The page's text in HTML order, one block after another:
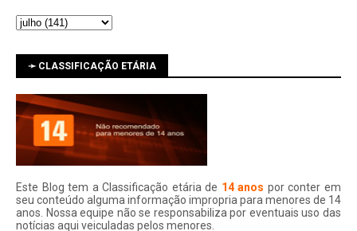
➛ CLASSIFICAÇÃO ETÁRIA
Este Blog tem a Classificação etária de 14 anos por conter em
seu conteúdo alguma informação impropria para menores de 14
anos. Nossa equipe não se responsabiliza por eventuais uso das
notí­cias aqui veiculadas pelos menores.